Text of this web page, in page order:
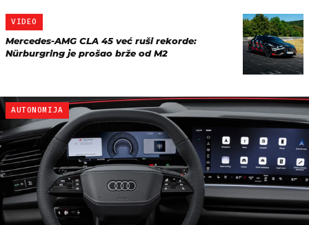
VIDEO
Mercedes-AMG CLA 45 već ruši rekorde:
Nürburgring je prošao brže od M2
AUTONOMIJA